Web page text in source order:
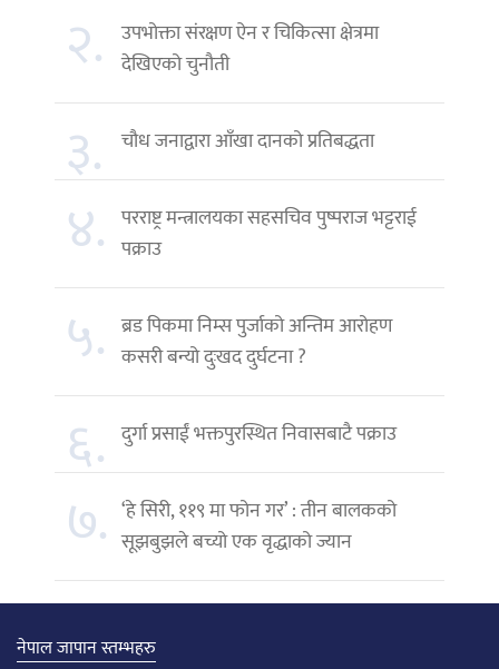
२. उपभोक्ता संरक्षण ऐन र चिकित्सा क्षेत्रमा
देखिएको चुनौती
३. चौध जनाद्वारा आँखा दानको प्रतिबद्धता
४. परराष्ट्र मन्त्रालयका सहसचिव पुष्पराज भट्टराई
पक्राउ
५. ब्रड पिकमा निम्स पुर्जाको अन्तिम आरोहण
कसरी बन्यो दुःखद दुर्घटना ?
६. दुर्गा प्रसाईं भक्तपुरस्थित निवासबाटै पक्राउ
७. ‘हे सिरी, ११९ मा फोन गर’ : तीन बालकको
सूझबुझले बच्यो एक वृद्धाको ज्यान
नेपाल जापान स्तम्भहरु